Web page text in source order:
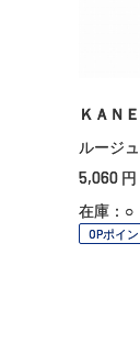
ＫＡＮ
ルージ
5,060 円
在庫：○
OPポイ